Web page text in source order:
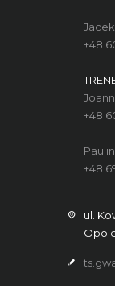
+48
+48
+48
ul.